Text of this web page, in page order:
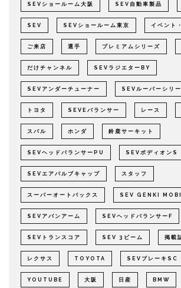
SEVショールーム大阪 SEV自動車製品
SEV SEVショールーム東京 イベント
ご来店 選手 プレミアムシリーズ
だけチャンネル SEVラジエターBY
SEVアンダーチューナー SEVルーパーシリ
トヨタ SEVEバランサー レース
スバル ホンダ 鈴鹿サーキット
SEVヘッドバランサーPU SEVボディオンS
SEVエアバルブキャップ スタッフ
スーパーオートバックス SEV GENKI
SEVアバンアーム SEVヘッドバランサーF
SEVトランスコア SEV 3ビーム 掲載
レクサス TOYOTA SEVブレーキSC
YOUTUBE 大阪 日産 BMW